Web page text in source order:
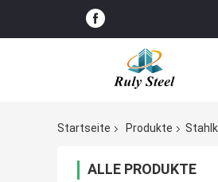
Startseite
Produkte
ALLE PRODUKTE